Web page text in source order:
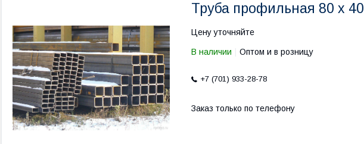
Труба профильная 80 х 40
Цену уточняйте
В наличии Оптом и в розницу
+7 (701) 933-28-78
Заказ только по телефону